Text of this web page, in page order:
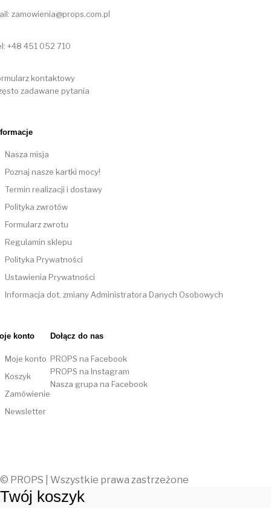
zamowienia@props.com.pl
+48 451 052 710
kontaktowy
zadawane pytania
Nasza misja
Poznaj nasze kartki mocy!
Termin realizacji i dostawy
Polityka zwrotów
Formularz zwrotu
Regulamin sklepu
Polityka Prywatności
Ustawienia Prywatności
Informacja dot. zmiany Administratora Danych Osobowych
konto
Moje konto
Koszyk
Zamówienie
Newsletter
Dołącz do nas
PROPS na Facebook
PROPS na Instagram
Nasza grupa na Facebook
© PROPS | Wszystkie prawa zastrzeżone
Twój koszyk